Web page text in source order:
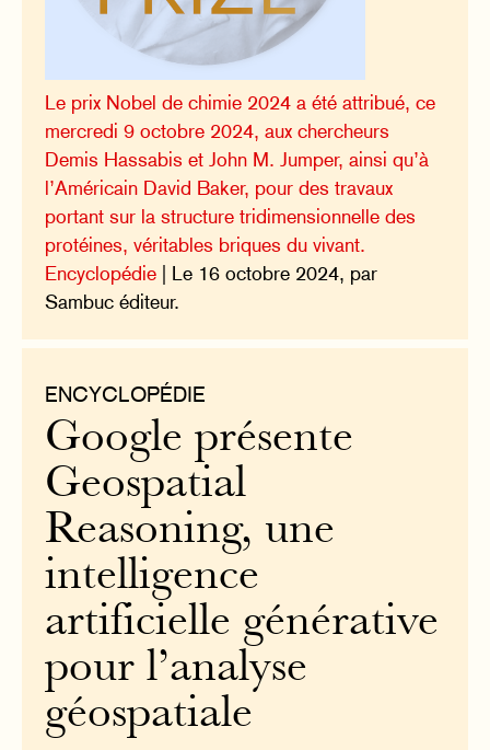
Le prix Nobel de chimie 2024 a été attribué, ce
mercredi 9 octobre 2024, aux chercheurs
Demis Hassabis et John M. Jumper, ainsi qu’à
l’Américain David Baker, pour des travaux
portant sur la structure tridimensionnelle des
protéines, véritables briques du vivant.
Encyclopédie | Le 16 octobre 2024, par
Sambuc éditeur.
ENCYCLOPÉDIE
Google présente
Geospatial
Reasoning, une
intelligence
artificielle générative
pour l’analyse
géospatiale